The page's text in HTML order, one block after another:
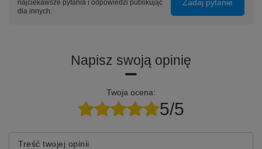
najciekawsze pytania i odpowiedzi publikując
dla innych.
Zadaj pytanie
Napisz swoją opinię
Twoja ocena:
5/5
Treść twojej opinii